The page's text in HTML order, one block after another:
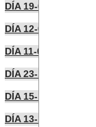
DÍA 19-01-2022
DÍA 12-01-2022
DÍA 11-01-2022
DÍA 23-12-2021
DÍA 15-12-2021
DÍA 13-12-2021